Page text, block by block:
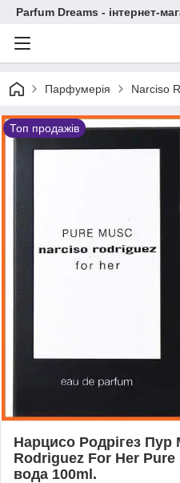
Parfum Dreams - інтернет-
Парфумерія Narciso
Топ продажів
Нарцисо Родрігез Пур
Rodriguez For Her
вода 100ml.